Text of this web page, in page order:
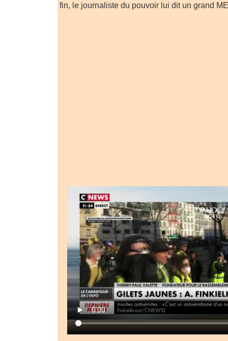
fin, le journaliste du pouvoir lui dit un grand